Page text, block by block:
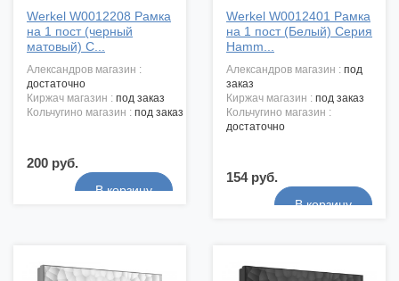
Werkel W0012208 Рамка
на 1 пост (черный
матовый) С...
александров магазин :
достаточно
киржач магазин : под заказ
кольчугино магазин : под заказ
200 руб.
Werkel W0012401 Рамка
на 1 пост (Белый) Серия
Hamm...
александров магазин : под
заказ
киржач магазин : под заказ
кольчугино магазин :
достаточно
154 руб.